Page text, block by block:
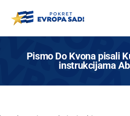
Program
Pismo Do Kvona pisali
instrukcijama